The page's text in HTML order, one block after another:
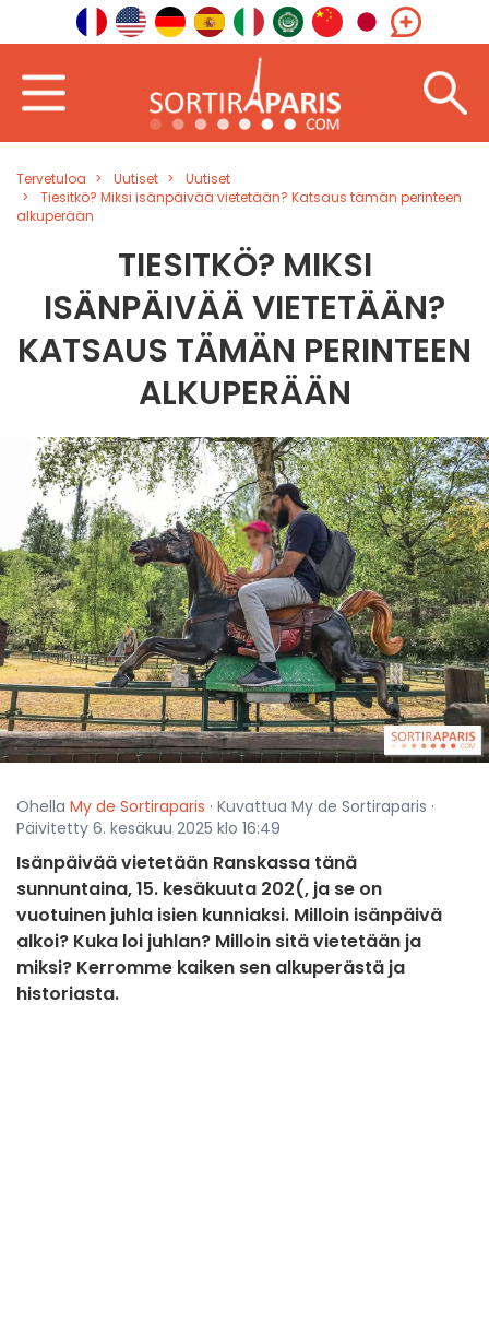
Tervetuloa Uutiset
Uutiset
Tiesitkö? Miksi isänpäivää vietetään? Katsaus tämän perinteen
alkuperään
TIESITKÖ? MIKSI
ISÄNPÄIVÄÄ VIETETÄÄN?
KATSAUS TÄMÄN PERINTEEN
ALKUPERÄÄN
Ohella My de Sortiraparis · Kuvattua My de Sortiraparis ·
Päivitetty 6. kesäkuu 2025 klo 16:49
Isänpäivää vietetään Ranskassa tänä
sunnuntaina, 15. kesäkuuta 202(, ja se on
vuotuinen juhla isien kunniaksi. Milloin isänpäivä
alkoi? Kuka loi juhlan? Milloin sitä vietetään ja
miksi? Kerromme kaiken sen alkuperästä ja
historiasta.